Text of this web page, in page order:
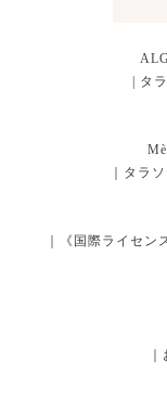
| タ
｜タラ
｜《国際ライセ